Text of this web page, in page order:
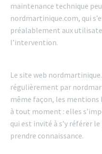
maintenance technique
nordmartinique.com, qui
préalablement aux
l’intervention.
Le site web
régulièrement par
même façon, les
à tout moment : elles
qui est invité à s’y référer
prendre connaissance.